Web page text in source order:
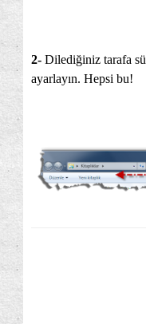
2- Dilediğiniz tarafa
ayarlayın. Hepsi bu!